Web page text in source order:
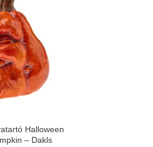
Halloween
– Dakls